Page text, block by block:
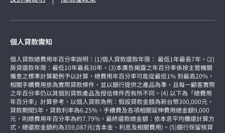
個人貸款需知
個人貸款總費用年百分率說明：(1)個人貸款還款年限： 最低1年最長7年。(2)
房貸還款年限：最低10年最長30年。(3)本廣告揭露之年百分率係按主管機關
備查之標準計算範例予以計算，總費用年百分率可能從最低1% 到最高20%，
相關手續費用依為實際貸款條件，並以銀行提供之產品為準，且每一顧客實際
之年百分率仍以其個別貸款產品及授信條件而有所不同。(4) 以下為「總費用
年百分率」計算參考，以個人貸款為例：假設貸款金額為新台幣300,000元，
貸款期間5年，貸款利率為6.25%，手續費及各項相關延伸費用總金額9,000
元，則總費用年百分率為約7.79%，最終還款總金額：依本息平均攤還計算方
式，總還款金額約為359,087元(含本金、利息及相關費用)。(5)銀行保留核貸